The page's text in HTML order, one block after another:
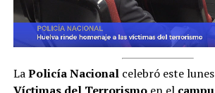
LaPolicía Nacionalcelebró este